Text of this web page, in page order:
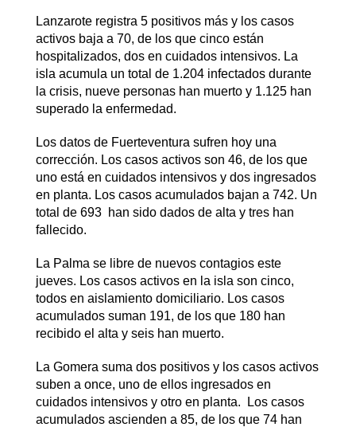
Lanzarote registra 5 positivos más y los casos
activos baja a 70, de los que cinco están
hospitalizados, dos en cuidados intensivos. La
isla acumula un total de 1.204 infectados durante
la crisis, nueve personas han muerto y 1.125 han
superado la enfermedad.
Los datos de Fuerteventura sufren hoy una
corrección. Los casos activos son 46, de los que
uno está en cuidados intensivos y dos ingresados
en planta. Los casos acumulados bajan a 742. Un
total de 693 han sido dados de alta y tres han
fallecido.
La Palma se libre de nuevos contagios este
jueves. Los casos activos en la isla son cinco,
todos en aislamiento domiciliario. Los casos
acumulados suman 191, de los que 180 han
recibido el alta y seis han muerto.
La Gomera suma dos positivos y los casos activos
suben a once, uno de ellos ingresados en
cuidados intensivos y otro en planta. Los casos
acumulados ascienden a 85, de los que 74 han